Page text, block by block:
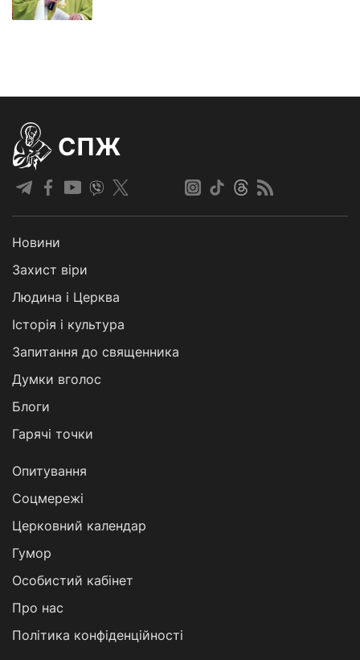
СПЖ
Новини
Захист віри
Людина і Церква
Історія і культура
Запитання до священника
Думки вголос
Блоги
Гарячі точки
Опитування
Соцмережі
Церковний календар
Гумор
Особистий кабінет
Про нас
Політика конфіденційності